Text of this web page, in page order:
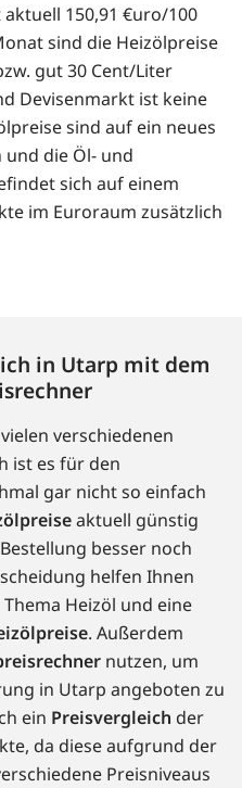
150,91 €uro/100
sind die Heizölpreise
gut 30 Cent/Liter
Devisenmarkt ist keine
sind auf ein neues
die Öl- und
sich auf einem
im Euroraum zusätzlich
in Utarp mit dem
verschiedenen
ist es für den
gar nicht so einfach
aktuell günstig
besser noch
helfen Ihnen
Heizöl und eine
. Außerdem
nutzen, um
in Utarp angeboten zu
ein Preisvergleich der
da diese aufgrund der
Preisniveaus